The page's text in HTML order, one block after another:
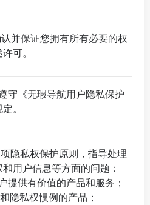
并保证您拥有所有必要的权
可。
守《无瑕导航用户隐私保护
。
隐私权保护原则，指导处理
用户信息等方面的问题：
提供有价值的产品和服务；
隐私权惯例的产品；